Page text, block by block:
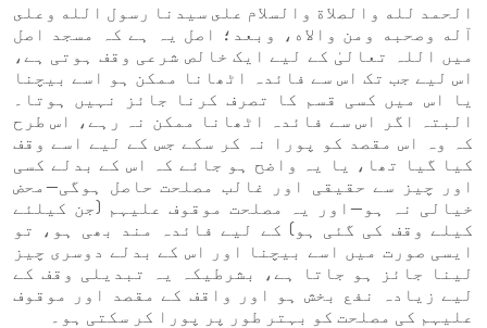
الحمد لله والصلاة والسلام على سيدنا رسول الله وعلى
آله وصحبه ومن والاه، وبعد؛ اصل یہ ہے کہ مسجد اصل
میں اللہ تعالیٰ کے لیے ایک خالص شرعی وقف ہوتی ہے،
اس لیے جب تک اس سے فائدہ اٹھانا ممکن ہو اسے بیچنا
یا اس میں کسی قسم کا تصرف کرنا جائز نہیں ہوتا۔
البتہ اگر اس سے فائدہ اٹھانا ممکن نہ رہے، اس طرح
کہ وہ اس مقصد کو پورا نہ کر سکے جس کے لیے اسے وقف
کیا گیا تھا، یا یہ واضح ہو جائے کہ اس کے بدلے کسی
اور چیز سے حقیقی اور غالب مصلحت حاصل ہوگی—محض
خیالی نہ ہو—اور یہ مصلحت موقوف علیہم (جن کیلئے
کیلے وقف کی گئی ہو) کے لیے فائدہ مند بھی ہو، تو
ایسی صورت میں اسے بیچنا اور اس کے بدلے دوسری چیز
لینا جائز ہو جاتا ہے، بشرطیکہ یہ تبدیلی وقف کے
لیے زیادہ نفع بخش ہو اور واقف کے مقصد اور موقوف
علیہم کی مصلحت کو بہتر طور پر پورا کر سکتی ہو۔